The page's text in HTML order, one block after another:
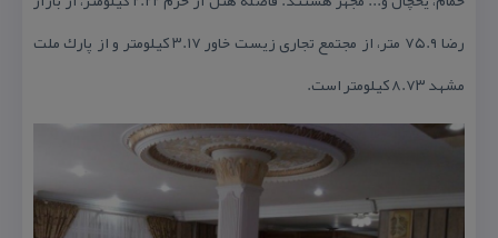
رضا ۷۵.۹ متر، از مجتمع تجاری زیست خاور ۳.۱۷ كیلومتر و از پارك ملت
مشهد ۸.۷۳ كیلومتر است.